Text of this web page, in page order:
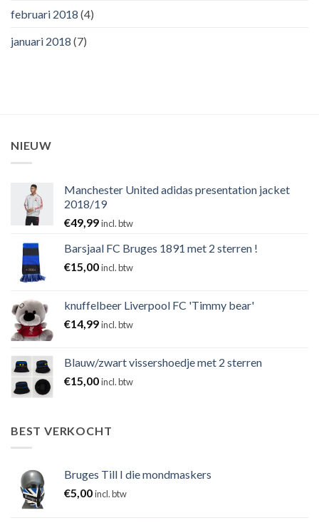
februari 2018 (4)
januari 2018 (7)
NIEUW
Manchester United adidas presentation jacket
2018/19
€49,99incl. btw
Barsjaal FC Bruges 1891 met 2 sterren !
€15,00incl. btw
knuffelbeer Liverpool FC 'Timmy bear'
€14,99incl. btw
Blauw/zwart vissershoedje met 2 sterren
€15,00incl. btw
BEST VERKOCHT
Bruges Till I die mondmaskers
€5,00incl. btw